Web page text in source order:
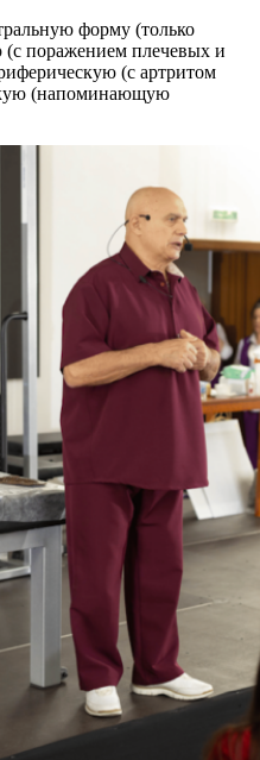
форму (только
(с поражением плечевых и
(с артритом
(напоминающую